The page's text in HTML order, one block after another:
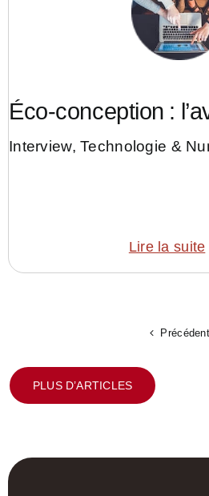
Éco-conception :
Interview,Technologie &
Lire la suite
Précédent
PLUS D’ARTICLES